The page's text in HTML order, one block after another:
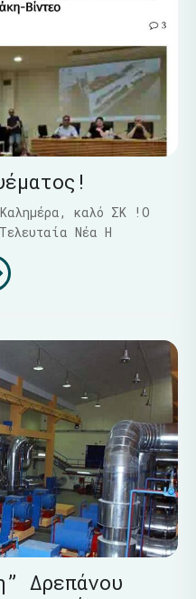
καλό ΣΚ !Ο
Νέα Η
Δρεπάνου